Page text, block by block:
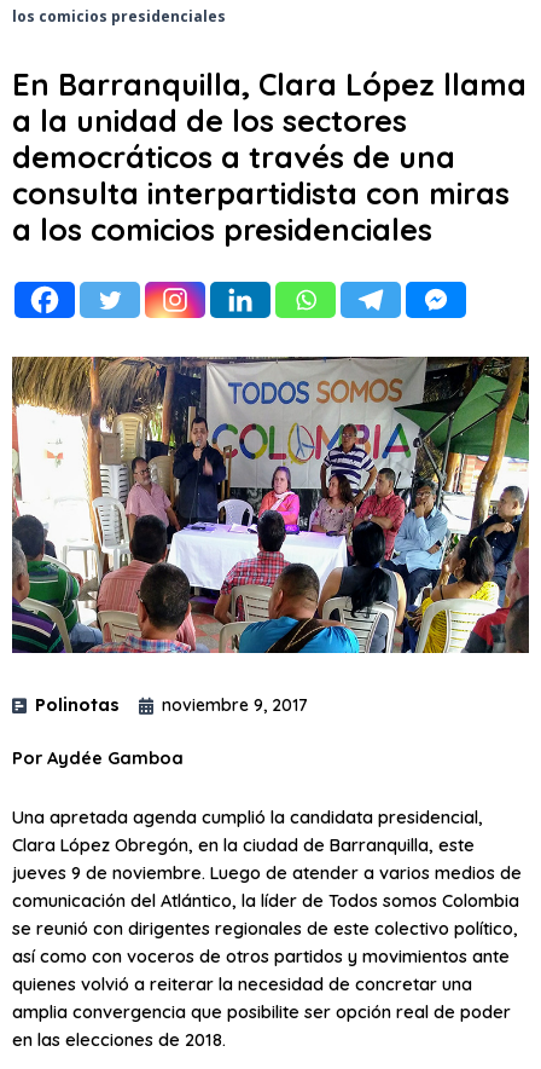
los comicios presidenciales
En Barranquilla, Clara López llama
a la unidad de los sectores
democráticos a través de una
consulta interpartidista con miras
a los comicios presidenciales
Polinotas noviembre 9, 2017
Por Aydée Gamboa
Una apretada agenda cumplió la candidata presidencial,
Clara López Obregón, en la ciudad de Barranquilla, este
jueves 9 de noviembre. Luego de atender a varios medios de
comunicación del Atlántico, la líder de Todos somos Colombia
se reunió con dirigentes regionales de este colectivo político,
así como con voceros de otros partidos y movimientos ante
quienes volvió a reiterar la necesidad de concretar una
amplia convergencia que posibilite ser opción real de poder
en las elecciones de 2018.